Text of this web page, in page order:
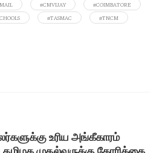
#CMVIJAY
#COIMBATORE
#TASMAC #TNCM
உரிய அங்கீகாரம்